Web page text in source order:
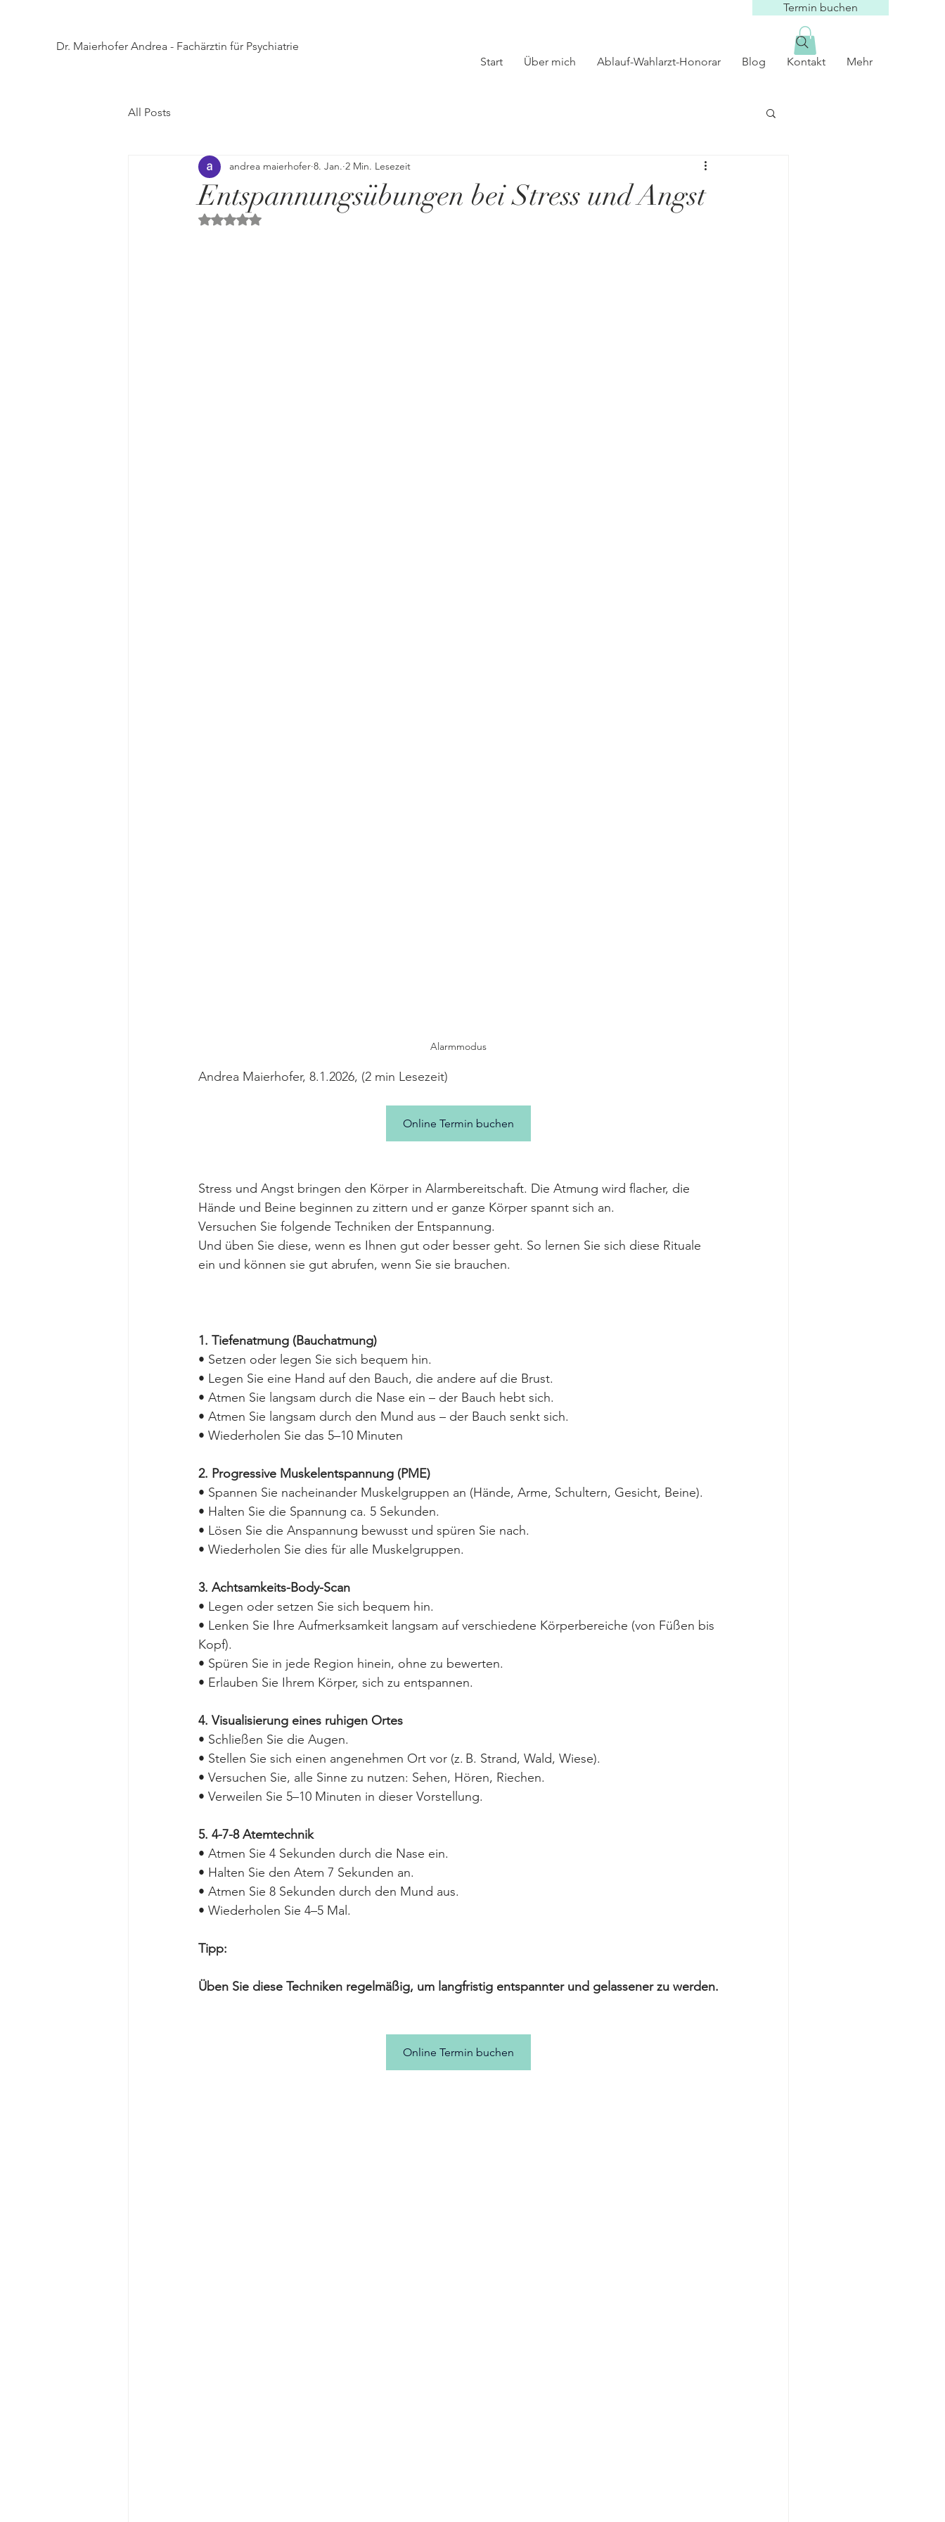
Dr. Maierhofer Andrea - Fachärztin für Psychiatrie
Termin buchen
Start Über mich Ablauf-Wahlarzt-Honorar Blog Kontakt Mehr
All Posts
Entspannungsübungen bei Stress und Angst
andrea maierhofer 8. Jan. 2 Min. Lesezeit
Mit NaN von 5 Sternen bewertet.
Alarmmodus
Andrea Maierhofer, 8.1.2026, (2 min Lesezeit)
Online Termin buchen
Stress und Angst bringen den Körper in Alarmbereitschaft. Die Atmung wird flacher, die
Hände und Beine beginnen zu zittern und er ganze Körper spannt sich an.
Versuchen Sie folgende Techniken der Entspannung.
Und üben Sie diese, wenn es Ihnen gut oder besser geht. So lernen Sie sich diese Rituale
ein und können sie gut abrufen, wenn Sie sie brauchen.
1. Tiefenatmung (Bauchatmung)
• Setzen oder legen Sie sich bequem hin.
• Legen Sie eine Hand auf den Bauch, die andere auf die Brust.
• Atmen Sie langsam durch die Nase ein – der Bauch hebt sich.
• Atmen Sie langsam durch den Mund aus – der Bauch senkt sich.
• Wiederholen Sie das 5–10 Minuten
2. Progressive Muskelentspannung (PME)
• Spannen Sie nacheinander Muskelgruppen an (Hände, Arme, Schultern, Gesicht, Beine).
• Halten Sie die Spannung ca. 5 Sekunden.
• Lösen Sie die Anspannung bewusst und spüren Sie nach.
• Wiederholen Sie dies für alle Muskelgruppen.
3. Achtsamkeits-Body-Scan
• Legen oder setzen Sie sich bequem hin.
• Lenken Sie Ihre Aufmerksamkeit langsam auf verschiedene Körperbereiche (von Füßen bis
Kopf).
• Spüren Sie in jede Region hinein, ohne zu bewerten.
• Erlauben Sie Ihrem Körper, sich zu entspannen.
4. Visualisierung eines ruhigen Ortes
• Schließen Sie die Augen.
• Stellen Sie sich einen angenehmen Ort vor (z. B. Strand, Wald, Wiese).
• Versuchen Sie, alle Sinne zu nutzen: Sehen, Hören, Riechen.
• Verweilen Sie 5–10 Minuten in dieser Vorstellung.
5. 4-7-8 Atemtechnik
• Atmen Sie 4 Sekunden durch die Nase ein.
• Halten Sie den Atem 7 Sekunden an.
• Atmen Sie 8 Sekunden durch den Mund aus.
• Wiederholen Sie 4–5 Mal.
Tipp:
Üben Sie diese Techniken regelmäßig, um langfristig entspannter und gelassener zu werden.
Online Termin buchen